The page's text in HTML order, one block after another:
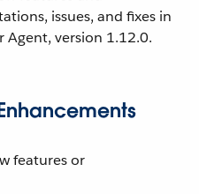
issues, and fixes in
version 1.12.0.
features or